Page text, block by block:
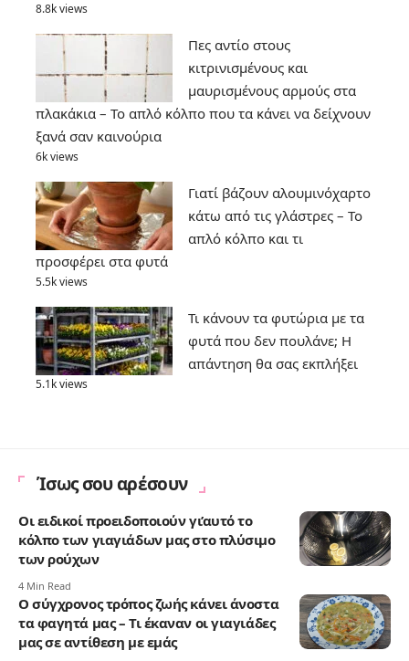
8.8k views
Πες αντίο στους
κιτρινισμένους και
μαυρισμένους αρμούς στα
πλακάκια – Το απλό κόλπο που τα κάνει να δείχνουν
ξανά σαν καινούρια
6k views
Γιατί βάζουν αλουμινόχαρτο
κάτω από τις γλάστρες – Το
απλό κόλπο και τι
προσφέρει στα φυτά
5.5k views
Τι κάνουν τα φυτώρια με τα
φυτά που δεν πουλάνε; Η
απάντηση θα σας εκπλήξει
5.1k views
Ίσως σου αρέσουν
Οι ειδικοί πρoειδοποιούν γι’αυτό το
κόλπο των γιαγιάδων μας στο πλύσιμο
των ρούχων
4 Min Read
Ο σύγχρονος τρόπος ζωής κάνει άνοστα
τα φαγητά μας – Τι έκαναν οι γιαγιάδες
μας σε αντίθεση με εμάς